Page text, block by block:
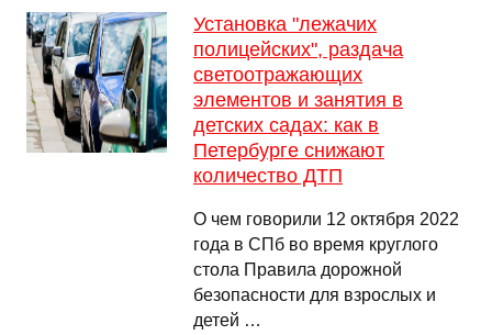
Установка "лежачих
полицейских", раздача
светоотражающих
элементов и занятия в
детских садах: как в
Петербурге снижают
количество ДТП
О чем говорили 12 октября 2022
года в СПб во время круглого
стола Правила дорожной
безопасности для взрослых и
детей …